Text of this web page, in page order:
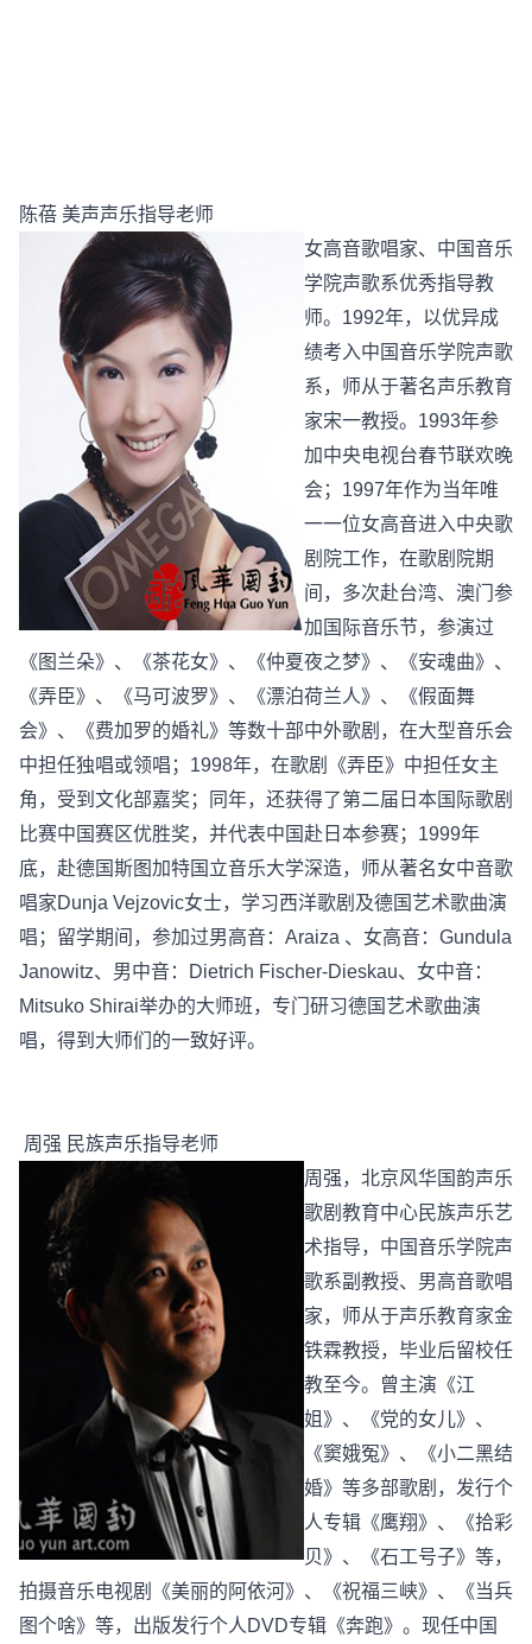
陈蓓 美声声乐指导老师
女高音歌唱家、中国音乐
学院声歌系优秀指导教
师。1992年，以优异成
绩考入中国音乐学院声歌
系，师从于著名声乐教育
家宋一教授。1993年参
加中央电视台春节联欢晚
会；1997年作为当年唯
一一位女高音进入中央歌
剧院工作，在歌剧院期
间，多次赴台湾、澳门参
加国际音乐节，参演过
《图兰朵》、《茶花女》、《仲夏夜之梦》、《安魂曲》、
《弄臣》、《马可波罗》、《漂泊荷兰人》、《假面舞
会》、《费加罗的婚礼》等数十部中外歌剧，在大型音乐会
中担任独唱或领唱；1998年，在歌剧《弄臣》中担任女主
角，受到文化部嘉奖；同年，还获得了第二届日本国际歌剧
比赛中国赛区优胜奖，并代表中国赴日本参赛；1999年
底，赴德国斯图加特国立音乐大学深造，师从著名女中音歌
唱家Dunja Vejzovic女士，学习西洋歌剧及德国艺术歌曲演
唱；留学期间，参加过男高音：Araiza 、女高音：Gundula
Janowitz、男中音：Dietrich Fischer-Dieskau、女中音：
Mitsuko Shirai举办的大师班，专门研习德国艺术歌曲演
唱，得到大师们的一致好评。
周强 民族声乐指导老师
周强，北京风华国韵声乐
歌剧教育中心民族声乐艺
术指导，中国音乐学院声
歌系副教授、男高音歌唱
家，师从于声乐教育家金
铁霖教授，毕业后留校任
教至今。曾主演《江
姐》、《党的女儿》、
《窦娥冤》、《小二黑结
婚》等多部歌剧，发行个
人专辑《鹰翔》、《拾彩
贝》、《石工号子》等，
拍摄音乐电视剧《美丽的阿依河》、《祝福三峡》、《当兵
图个啥》等，出版发行个人DVD专辑《奔跑》。现任中国